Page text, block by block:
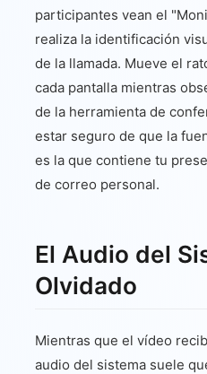
participantes vean el
realiza la identificación
de la llamada. Mueve el
cada pantalla mientras
de la herramienta de
estar seguro de que la
es la que contiene tu
de correo personal.
El Audio del
Olvidado
Mientras que el vídeo
audio del sistema suele